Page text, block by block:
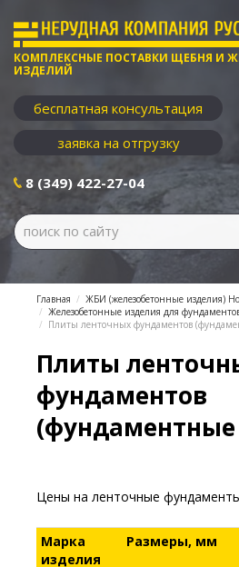
КОМПЛЕКСНЫЕ ПОСТАВКИ ЩЕБНЯ И
ИЗДЕЛИЙ
бесплатная консультация
заявка на отгрузку
8 (349) 422-27-04
Главная
ЖБИ (железобетонные изделия)
Железобетонные изделия для
Плиты ленточных фундаментов
Плиты
фундаментов
Цены на ленточные
Марка
изделия
Размеры, мм